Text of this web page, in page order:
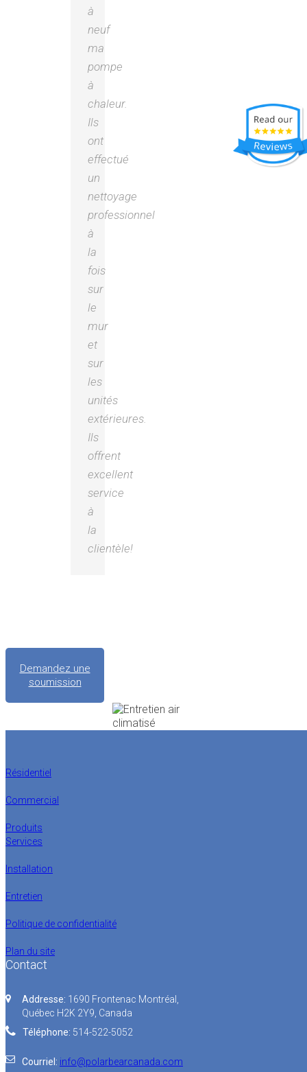
à
neuf
ma
pompe
à
chaleur.
Ils
ont
effectué
un
nettoyage
professionnel
à
la
fois
sur
le
mur
et
sur
les
unités
extérieures.
Ils
offrent
excellent
service
à
la
clientèle!
Demandez une
soumission
Résidentiel
Commercial
Produits
Services
Installation
Entretien
Politique de confidentialité
Plan du site
Contact
Addresse: 1690 Frontenac Montréal,
Québec H2K 2Y9, Canada
Téléphone: 514-522-5052
Courriel: info@polarbearcanada.com